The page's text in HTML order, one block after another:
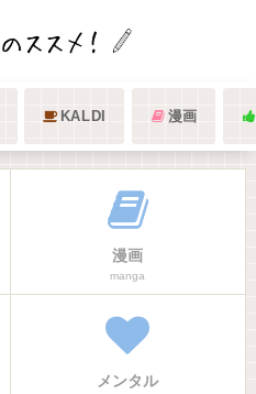
KALDI 漫画
漫画
manga
メンタル